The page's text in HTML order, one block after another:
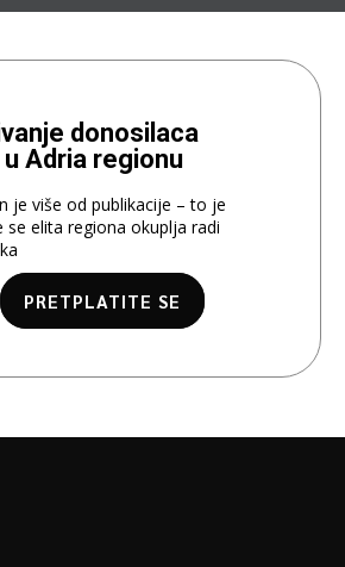
donosilaca
Adria regionu
je više od publikacije – to je
se elita regiona okuplja radi
PRETPLATITE SE